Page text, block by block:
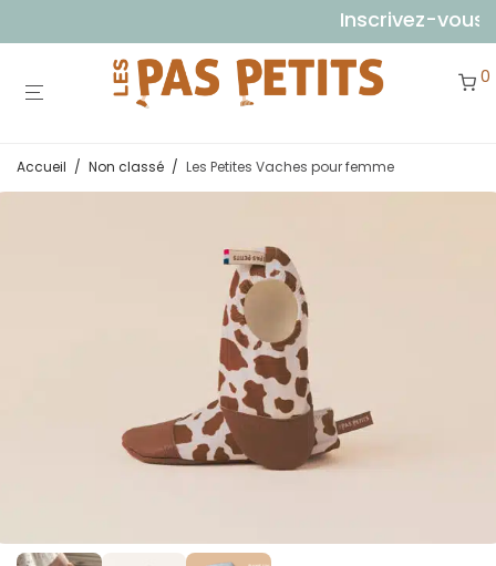
Inscrivez-vous à
0
Accueil / Non classé / Les Petites Vaches pour femme